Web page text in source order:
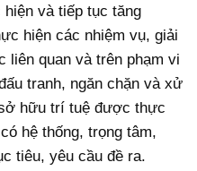
và tiếp tục tăng
hiện các nhiệm vụ, giải
liên quan và trên phạm vi
tranh, ngăn chặn và xử
hữu trí tuệ được thực
hệ thống, trọng tâm,
tiêu, yêu cầu đề ra.